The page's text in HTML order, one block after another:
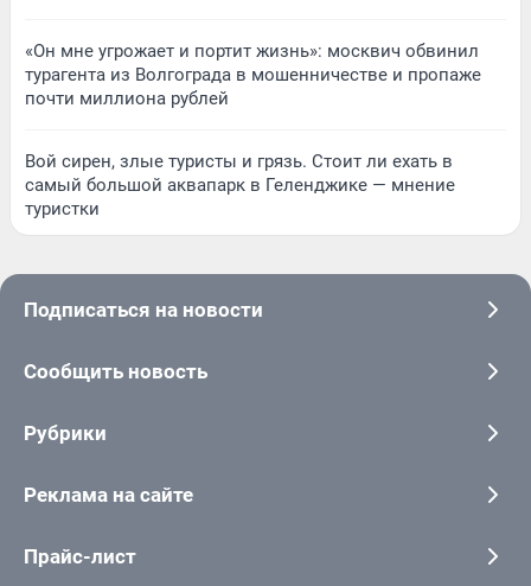
«Он мне угрожает и портит жизнь»: москвич обвинил
турагента из Волгограда в мошенничестве и пропаже
почти миллиона рублей
Вой сирен, злые туристы и грязь. Стоит ли ехать в
самый большой аквапарк в Геленджике — мнение
туристки
Подписаться на новости
Сообщить новость
Рубрики
Реклама на сайте
Прайс-лист